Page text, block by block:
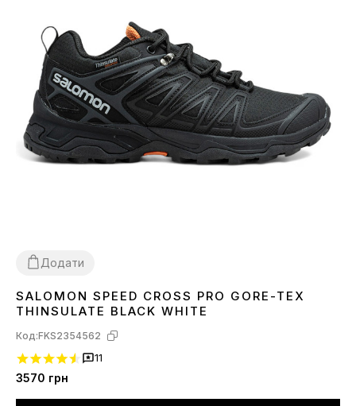
Додати
414243 44 45 46
SALOMON SPEED CROSS PRO GORE-TEX
THINSULATE BLACK WHITE
Код:FKS2354562
11
3570 грн